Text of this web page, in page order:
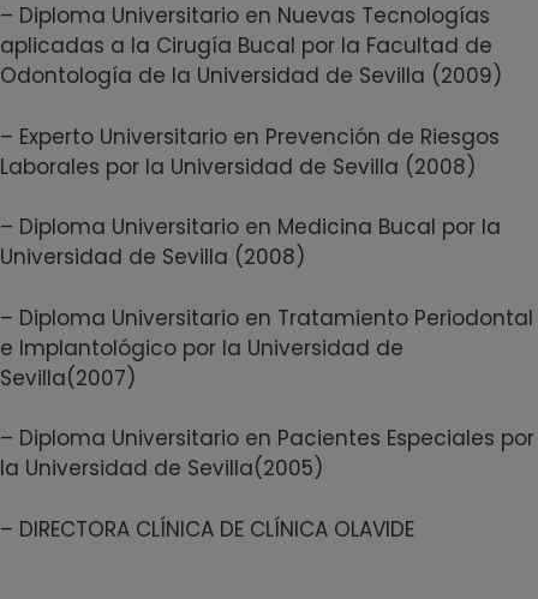
– Diploma Universitario en Nuevas Tecnologías
aplicadas a la Cirugía Bucal por la Facultad de
Odontología de la Universidad de Sevilla (2009)
– Experto Universitario en Prevención de Riesgos
Laborales por la Universidad de Sevilla (2008)
– Diploma Universitario en Medicina Bucal por la
Universidad de Sevilla (2008)
– Diploma Universitario en Tratamiento Periodontal
e Implantológico por la Universidad de
Sevilla(2007)
– Diploma Universitario en Pacientes Especiales por
la Universidad de Sevilla(2005)
– DIRECTORA CLÍNICA DE CLÍNICA OLAVIDE